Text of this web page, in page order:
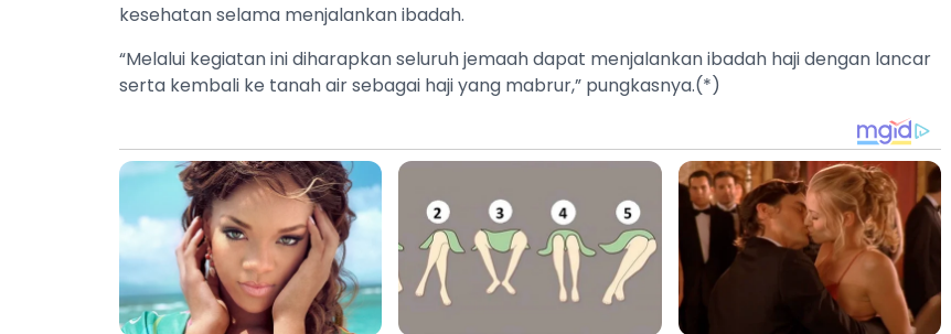
kesehatan selama menjalankan ibadah.
“Melalui kegiatan ini diharapkan seluruh jemaah dapat menjalankan ibadah haji dengan lancar
serta kembali ke tanah air sebagai haji yang mabrur,” pungkasnya.(*)